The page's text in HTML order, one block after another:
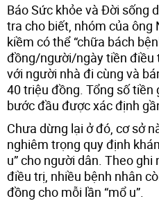
Báo Sức khỏe và Đời sống
tra cho biết, nhóm của ông
kiềm có thể “chữa bách
đồng/người/ngày tiền điều
với người nhà đi cùng và
40 triệu đồng. Tổng số tiền
bước đầu được xác định
Chưa dừng lại ở đó, cơ sở
nghiêm trọng quy định
u” cho người dân. Theo ghi
điều trị, nhiều bệnh nhân
đồng cho mỗi lần “mổ u”.